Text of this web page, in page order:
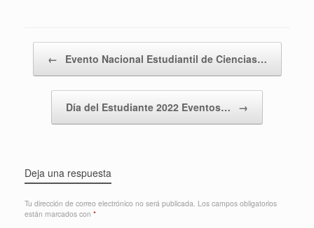
Navegador de artículos
← Evento Nacional Estudiantil de Ciencias…
Día del Estudiante 2022 Eventos… →
Deja una respuesta
Tu dirección de correo electrónico no será publicada. Los campos obligatorios
están marcados con *